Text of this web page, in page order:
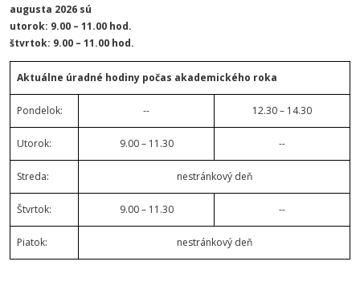
augusta 2026 sú
utorok: 9.00 – 11.00 hod.
štvrtok: 9.00 – 11.00 hod.
Aktuálne úradné hodiny počas akademického roka
Pondelok: -- 12.30 – 14.30
Utorok: 9.00 – 11.30 --
Streda: nestránkový deň
Štvrtok: 9.00 – 11.30 --
Piatok: nestránkový deň